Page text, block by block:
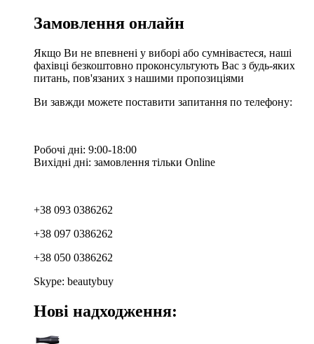
Замовлення онлайн
Якщо Ви не впевнені у виборі або сумніваєтеся, наші
фахівці безкоштовно проконсультують Вас з будь-яких
питань, пов'язаних з нашими пропозиціями
Ви завжди можете поставити запитання по телефону:
Робочі дні: 9:00-18:00
Вихідні дні: замовлення тільки Online
+38 093 0386262
+38 097 0386262
+38 050 0386262
Skype: beautybuy
Нові надходження: